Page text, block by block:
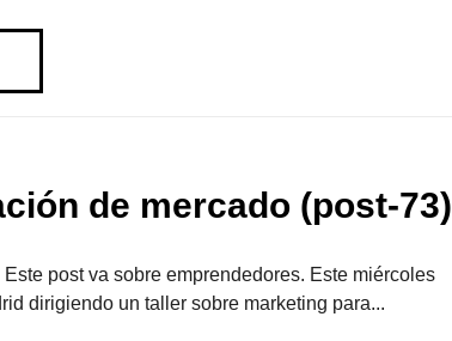
de mercado (post-73)
post va sobre emprendedores. Este miércoles
dirigiendo un taller sobre marketing para...